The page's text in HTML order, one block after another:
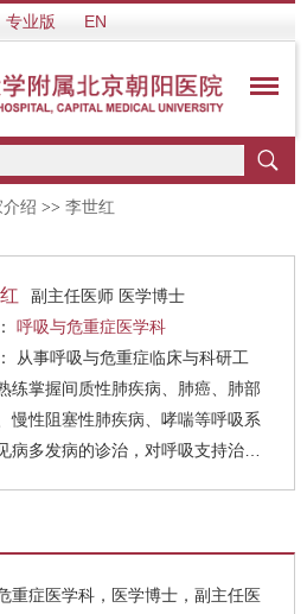
专业版 EN
绍 >> 李世红
副主任医师 医学博士
呼吸与危重症医学科
工
练掌握间质性肺疾病、肺癌、肺部
慢性阻塞性肺疾病、哮喘等呼吸系
病多发病的诊治，对呼吸支持治疗
症医学科，医学博士，副主任医